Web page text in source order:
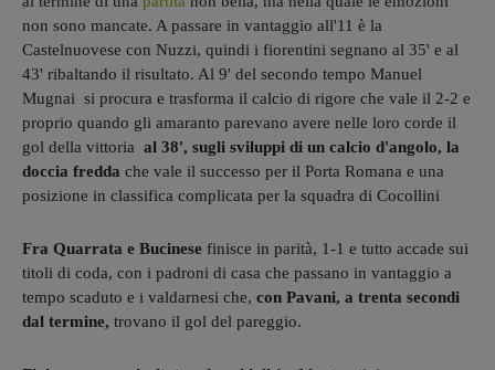
non sono mancate. A passare in vantaggio all'11 è la
Castelnuovese con Nuzzi, quindi i fiorentini segnano al 35' e al
43' ribaltando il risultato. Al 9' del secondo tempo Manuel
Mugnai si procura e trasforma il calcio di rigore che vale il 2-2 e
proprio quando gli amaranto parevano avere nelle loro corde il
gol della vittoria al 38', sugli sviluppi di un calcio d'angolo, la
doccia fredda che vale il successo per il Porta Romana e una
posizione in classifica complicata per la squadra di Cocollini
Fra Quarrata e Bucinese finisce in parità, 1-1 e tutto accade sui
titoli di coda, con i padroni di casa che passano in vantaggio a
tempo scaduto e i valdarnesi che, con Pavani, a trenta secondi
dal termine, trovano il gol del pareggio.